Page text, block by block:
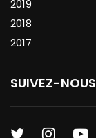
2019
2018
2017
SUIVEZ-NOUS